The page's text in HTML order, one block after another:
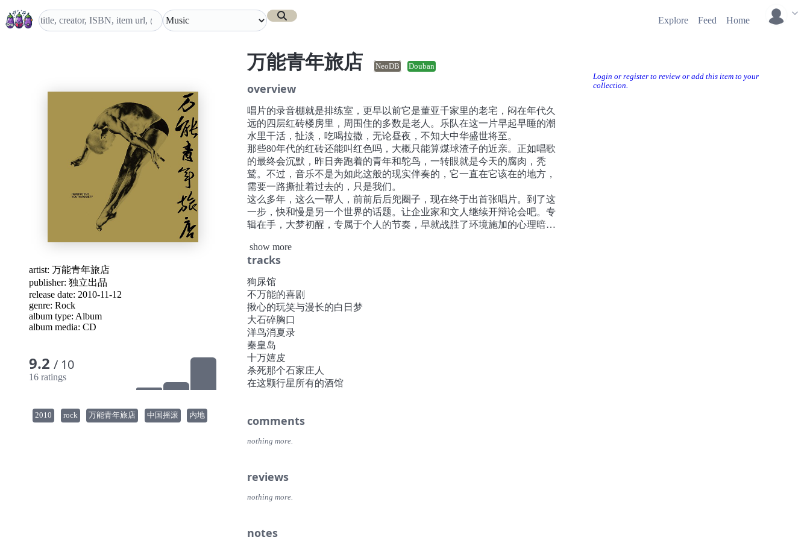
Explore Feed Home
万能青年旅店 NeoDB
Douban
Login or register to review or add this item to your
collection.
artist: 万能青年旅店
publisher: 独立出品
release date: 2010-11-12
genre: Rock
album type: Album
album media: CD
9.2 / 10
16 ratings
2010 rock 万能青年旅店 中国摇滚 内地
overview
唱片的录音棚就是排练室，更早以前它是董亚千家里的老宅，闷在年代久
远的四层红砖楼房里，周围住的多数是老人。乐队在这一片早起早睡的潮
水里干活，扯淡，吃喝拉撒，无论昼夜，不知大中华盛世将至。
那些80年代的红砖还能叫红色吗，大概只能算煤球渣子的近亲。正如唱歌
的最终会沉默，昨日奔跑着的青年和鸵鸟，一转眼就是今天的腐肉，秃
鹫。不过，音乐不是为如此这般的现实伴奏的，它一直在它该在的地方，
需要一路撕扯着过去的，只是我们。
这么多年，这么一帮人，前前后后兜圈子，现在终于出首张唱片。到了这
一步，快和慢是另一个世界的话题。让企业家和文人继续开辩论会吧。专
辑在手，大梦初醒，专属于个人的节奏，早就战胜了环境施加的心理暗
必须承认首张唱片是土法炼钢，各种自学试验，呼哧呼哧的吹风点火，完
全没有大跃进的豪爽速度，反倒前后拖了快两年。修改打磨，福祸焉知。
硬伤是免不了的。有时候像拳头打进了棉花，那种落空和被瞬间软化的悲
哀，简直让人恨不得放弃所有的努力。相信许多中国乐队也都经历过。不
多说。Leonard Cohen 的名言最适合用来安慰：一半怪自己，一半怪环境。
设备东拼西凑，制作也七嘴八舌，反正各种借，骗，着急和糊涂，旧交新
朋全部派上了用场。万能青年旅店，名字叫的清楚响亮，自己没开张的时
候先轮番被大家招待，欠下的人情堆到天边。这就是生命里的各种麻烦
吗。现在描述起来，却又像一幅理想世界的蓝图：众人拾柴浇油，吵吵嚷
嚷间，一团火焰轰地着了。
90年代美式另类摇滚很深的影响过这个乐队，现在成员们的喜好包括老摇
滚，民谣，爵士乐，迷幻噪音，酒后流行歌，草地唱诗等等，至于作品是
来的肥肉和鲜血，即将到来的千万人厕身其间刨食的日子。但它曾经是空
旷的，好几个足球场那么大的空旷，尤其到了晚上，像真理似的空虚，神
的唱片还能留下空地的丝缕感觉，这样的话，所有听到的人，就有可能并
谢谢大家。
show more
tracks
狗尿馆
不万能的喜剧
揪心的玩笑与漫长的白日梦
大石碎胸口
洋鸟消夏录
秦皇岛
十万嬉皮
杀死那个石家庄人
在这颗行星所有的酒馆
comments
nothing more.
reviews
nothing more.
notes